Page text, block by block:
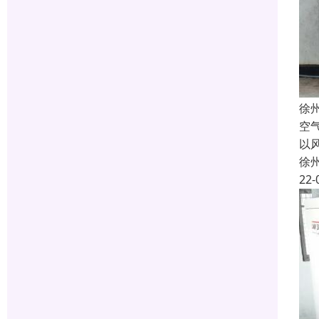
徐
空
以
徐
22-